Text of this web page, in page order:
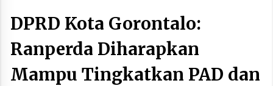
DPRD Kota Gorontalo:
Ranperda Diharapkan
Mampu Tingkatkan PAD dan